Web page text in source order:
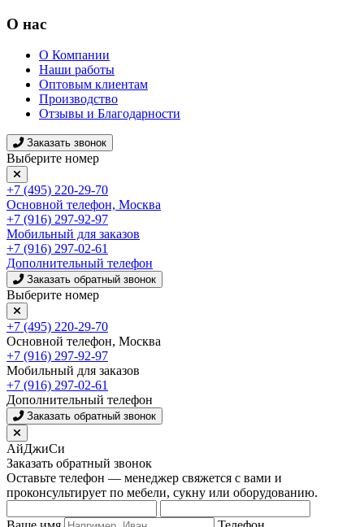
О нас
О Компании
Наши работы
Оптовым клиентам
Производство
Отзывы и Благодарности
Заказать звонок
Выберите номер
+7 (495) 220-29-70
Основной телефон, Москва
+7 (916) 297-92-97
Мобильный для заказов
+7 (916) 297-02-61
Дополнительный телефон
Заказать обратный звонок
Выберите номер
+7 (495) 220-29-70
Основной телефон, Москва
+7 (916) 297-92-97
Мобильный для заказов
+7 (916) 297-02-61
Дополнительный телефон
Заказать обратный звонок
АйДжиСи
Заказать обратный звонок
Оставьте телефон — менеджер свяжется с вами и
проконсультирует по мебели, сукну или оборудованию.